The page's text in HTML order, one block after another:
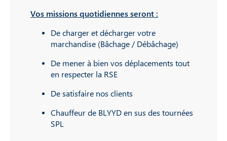
Vos missions quotidiennes seront :
De charger et décharger votre
marchandise (Bâchage / Débâchage)
De mener à bien vos déplacements tout
en respecter la RSE
De satisfaire nos clients
Chauffeur de BLYYD en sus des tournées
SPL